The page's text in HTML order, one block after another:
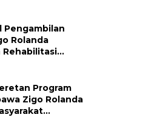
Pengambilan
Rolanda
Rehabilitasi
Program
Zigo Rolanda